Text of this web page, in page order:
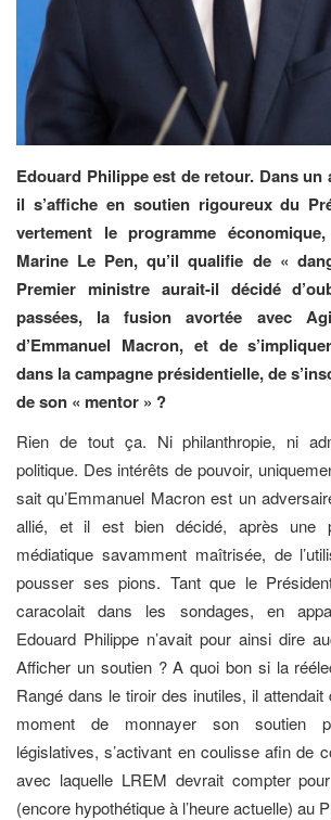
Edouard Philippe est de retour. Dans un
il s’affiche en soutien rigoureux du
vertement le programme
Marine Le Pen, qu’il qualifie de «
Premier ministre aurait-il décidé
passées, la fusion avortée avec
d’Emmanuel Macron, et de
dans la campagne présidentielle, de
de son « mentor » ?
Rien de tout ça. Ni philanthropie, ni
politique. Des intérêts de pouvoir,
sait qu’Emmanuel Macron est un
allié, et il est bien décidé, après une
médiatique savamment maîtrisée, de
pousser ses pions. Tant que le
caracolait dans les sondages, en
Edouard Philippe n’avait pour ainsi dire
Afficher un soutien ? A quoi bon si la
Rangé dans le tiroir des inutiles, il
moment de monnayer son soutien
législatives, s’activant en coulisse afin de
avec laquelle LREM devrait compter
(encore hypothétique à l’heure actuelle) au